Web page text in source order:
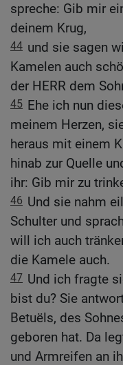
spreche: Gib mir
deinem Krug,
44 und sie sagen
Kamelen auch
der HERR dem
45 Ehe ich nun
meinem Herzen,
heraus mit einem
hinab zur Quelle
ihr: Gib mir zu
46 Und sie nahm
Schulter und
will ich auch
die Kamele auch.
47 Und ich fragte
bist du? Sie
Betuëls, des
geboren hat. Da
und Armreifen an